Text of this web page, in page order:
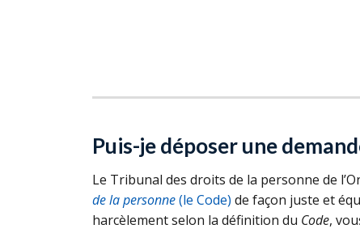
Puis-je déposer une
Le Tribunal des droits de la personne de
de la personne(le Code) de façon juste et
harcèlement selon la définition du Code,